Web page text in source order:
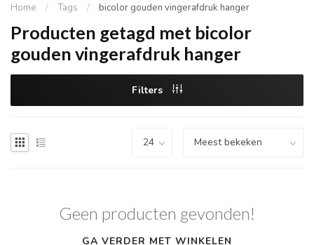
Home / Tags / bicolor gouden vingerafdruk hanger
Producten getagd met bicolor
gouden vingerafdruk hanger
Filters
Geen producten gevonden!
GA VERDER MET WINKELEN